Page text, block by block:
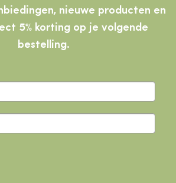
nieuwe producten en
5% korting op je volgende
bestelling.